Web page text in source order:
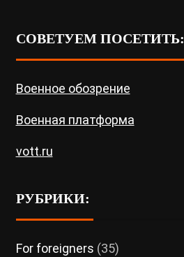
СОВЕТУЕМ ПОСЕТИТЬ:
Военное обозрение
Военная платформа
vott.ru
РУБРИКИ:
For foreigners (35)